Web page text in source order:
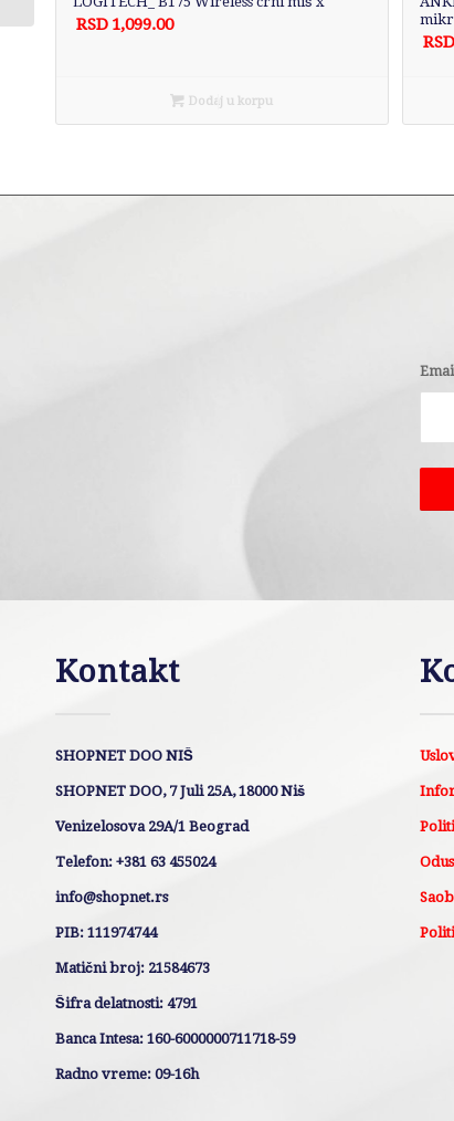
RSD 1,099.00
Dodaj u korpu
RSD
Kontakt
SHOPNET DOO NIŠ
SHOPNET DOO, 7 Juli 25A, 18000 Niš
Venizelosova 29A/1 Beograd
Telefon: +381 63 455024
info@shopnet.rs
PIB: 111974744
Matični broj: 21584673
Šifra delatnosti: 4791
Banca Intesa: 160-6000000711718-59
Radno vreme: 09-16h